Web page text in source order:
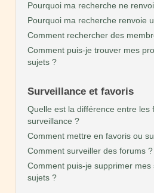
Pourquoi ma recherche ne
Pourquoi ma recherche renvoie
Comment rechercher des
Comment puis-je trouver mes
sujets ?
Surveillance et favoris
Quelle est la différence entre les
surveillance ?
Comment mettre en favoris ou
Comment surveiller des forums ?
Comment puis-je supprimer mes
sujets ?